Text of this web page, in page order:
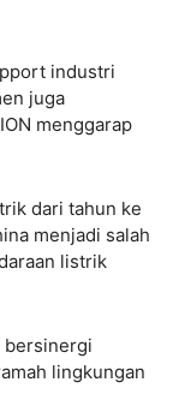
industri
juga
menggarap
dari tahun ke
menjadi salah
listrik
bersinergi
lingkungan